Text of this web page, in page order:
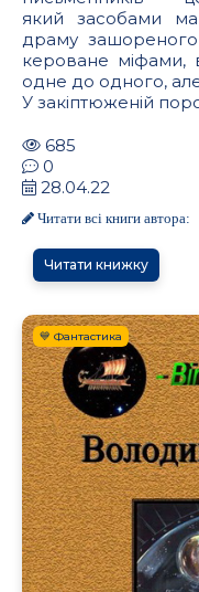
який засобами
драму зашореного
кероване міфами,
одне до одного,
У закіптюженій
685
0
28.04.22
Читати всі книги автора:
Читати книжку
💙 Фантастика